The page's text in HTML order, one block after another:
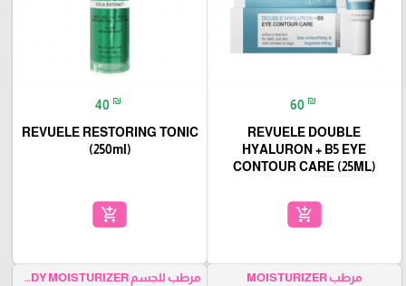
60 ₪
REVUELE DOUBLE
HYALURON + B5 EYE
CONTOUR CARE (25ML)
add_shopping_cart
40 ₪
REVUELE RESTORING TONIC
(250ml)
add_shopping_cart
مرطب MOISTURIZER مرطب للجسم BODY MOISTURIZER